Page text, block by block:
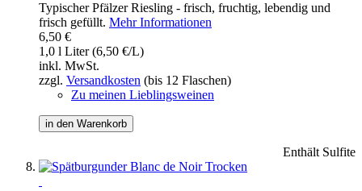
Typischer Pfälzer Riesling - frisch, fruchtig, lebendig und
frisch gefüllt. Mehr Informationen
6,50 €
1,0 l Liter (6,50 €/L)
inkl. MwSt.
zzgl. Versandkosten (bis 12 Flaschen)
Zu meinen Lieblingsweinen
in den Warenkorb
Enthält Sulfite